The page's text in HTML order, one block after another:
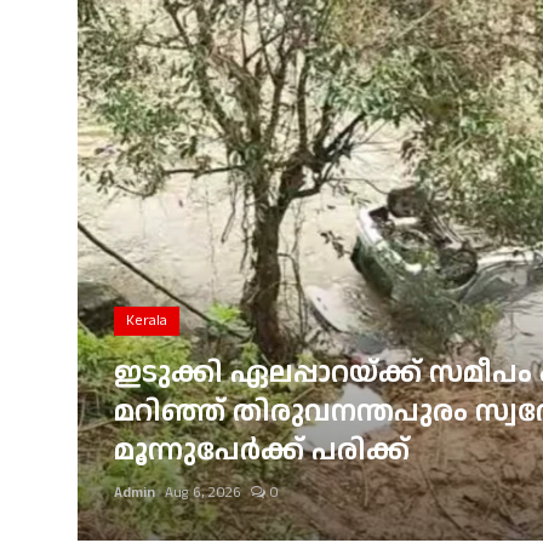
Gulf News
Loksabha Election 2024
Technology
Jobs Mall
Automotive
Shop Online
Education
Business
Kerala
ഇടുക്കി ഏലപ്പാറയ്ക്ക് സമീപം
മറിഞ്ഞ് തിരുവനന്തപുരം
മൂന്നുപേർക്ക് പരിക്ക്
Admin Aug 6, 2026 0